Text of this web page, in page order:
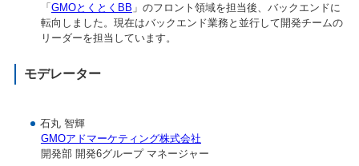
「 GMOとくとくBB 」のフロント領域を担当後、バックエンドに
転向しました。現在はバックエンド業務と並行して開発チームの
リーダーを担当しています。
モデレーター
石丸 智輝
GMOアドマーケティング株式会社
開発部 開発6グループ マネージャー